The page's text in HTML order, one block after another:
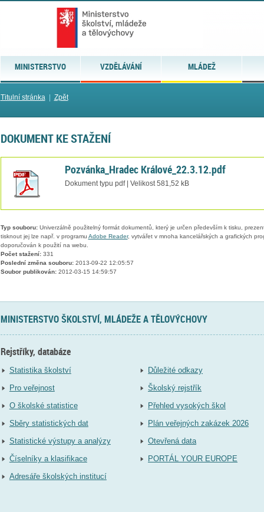
MINISTERSTVO VZDĚLÁVÁNÍ MLÁDEŽ
Titulní stránka| Zpět
DOKUMENT KE STAŽENÍ
Pozvánka_Hradec Králové_22.3.12.pdf
Dokument typu pdf | Velikost 581,52 kB
Typ souboru:Univerzálně použitelný formát dokumentů, který je určen především k tisku,
tisknout jej lze např. v programu Adobe Reader, vytvářet v mnoha kancelářských a grafických
doporučován k použití na webu.
Počet stažení:331
Poslední změna souboru:2013-09-22 12:05:57
Soubor publikován:2012-03-15 14:59:57
MINISTERSTVO ŠKOLSTVÍ, MLÁDEŽE A TĚLOVÝCHOVY
Rejstříky, databáze
Statistika školství
Pro veřejnost
O školské statistice
Sběry statistických dat
Statistické výstupy a analýzy
Číselníky a klasifikace
Adresáře školských institucí
Důležité odkazy
Školský rejstřík
Přehled vysokých škol
Plán veřejných zakázek 2026
Otevřená data
PORTÁL YOUR EUROPE